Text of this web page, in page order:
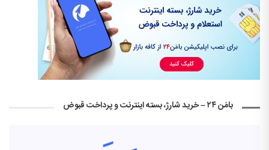
بامَن ۲۴ – خرید شارژ، بسته اینترنت و پرداخت قبوض